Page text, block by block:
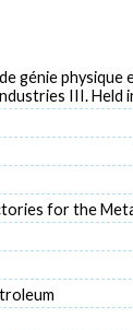
génie physique
III.
for the